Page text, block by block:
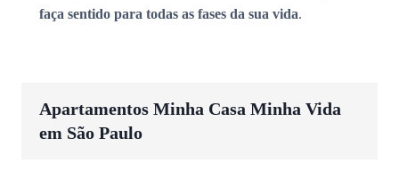
faça sentido para todas as fases da sua vida.
Apartamentos Minha Casa Minha Vida
em São Paulo